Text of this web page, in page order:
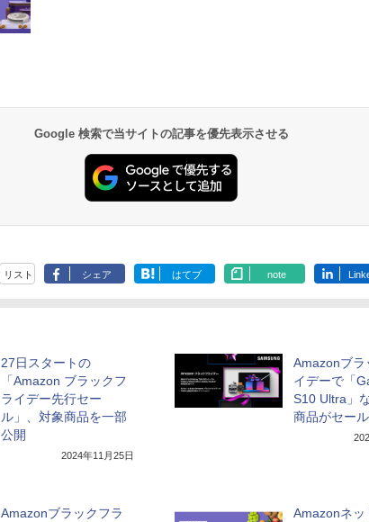
Google 検索で当サイトの記事を優先表示させる
リスト シェア はてブ note
27日スタートの
「Amazon ブラックフ
ライデー先行セー
ル」、対象商品を一部
公開
2024年11月25日
Amazonブラ
イデーで「
S10 Ultra」
商品がセー
Amazonブラックフラ
Amazonネッ